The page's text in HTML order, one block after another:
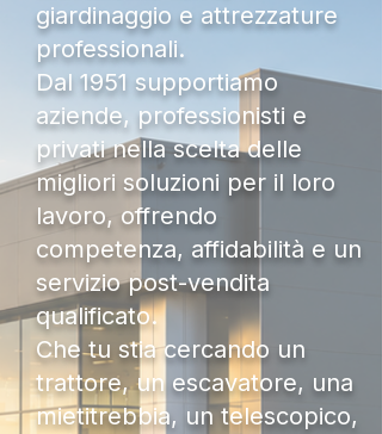
giardinaggio e attrezzature
professionali.
Dal 1951 supportiamo
aziende, professionisti e
privati nella scelta delle
migliori soluzioni per il loro
lavoro, offrendo
competenza, affidabilità e un
servizio post-vendita
qualificato.
Che tu stia cercando un
trattore, un escavatore, una
mietitrebbia, un telescopico,